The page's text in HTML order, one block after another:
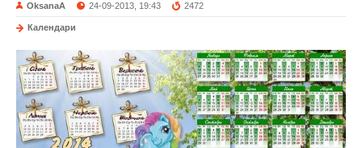
OksanaA 24-09-2013, 19:43 2472
Календари